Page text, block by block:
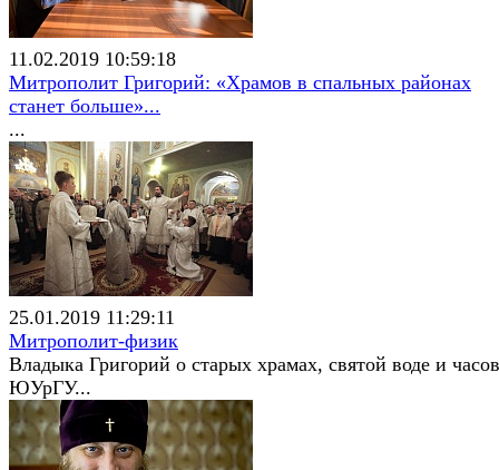
11.02.2019 10:59:18
Митрополит Григорий: «Храмов в спальных районах
станет больше»...
...
25.01.2019 11:29:11
Митрополит-физик
Владыка Григорий о старых храмах, святой воде и
ЮУрГУ...